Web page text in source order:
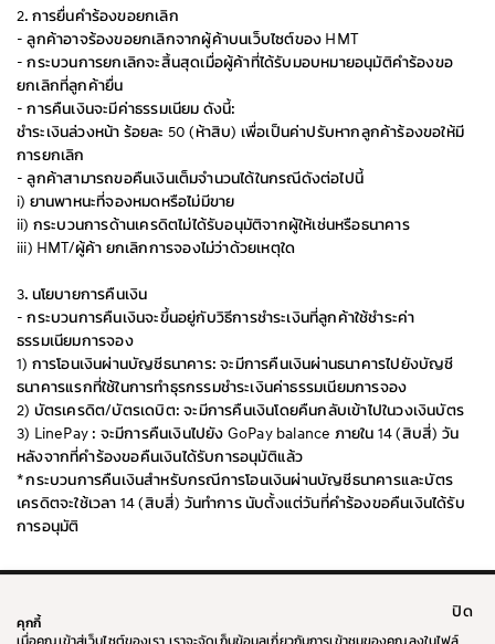
คุกกี้
เมื่อคุณเข้าสู่เว็บไซต์ของเรา เราจะจัดเก็บข้อมูลเกี่ยวกับการเข้าชมของคุณลงในไฟล์
ปิด
2. การยื่นคำร้องขอยกเลิก
- ลูกค้าอาจร้องขอยกเลิกจากผู้ค้าบนเว็บไซต์ของ HMT
- กระบวนการยกเลิกจะสิ้นสุดเมื่อผู้ค้าที่ได้รับมอบหมายอนุมัติคำร้องขอ
ยกเลิกที่ลูกค้ายื่น
- การคืนเงินจะมีค่าธรรมเนียม ดังนี้:
ชำระเงินล่วงหน้า ร้อยละ 50 (ห้าสิบ) เพื่อเป็นค่าปรับหากลูกค้าร้องขอให้มี
การยกเลิก
- ลูกค้าสามารถขอคืนเงินเต็มจำนวนได้ในกรณีดังต่อไปนี้
i) ยานพาหนะที่จองหมดหรือไม่มีขาย
ii) กระบวนการด้านเครดิตไม่ได้รับอนุมัติจากผู้ให้เช่นหรือธนาคาร
iii) HMT/ผู้ค้า ยกเลิกการจองไม่ว่าด้วยเหตุใด
3. นโยบายการคืนเงิน
- กระบวนการคืนเงินจะขึ้นอยู่กับวิธีการชำระเงินที่ลูกค้าใช้ชำระค่า
ธรรมเนียมการจอง
1) การโอนเงินผ่านบัญชีธนาคาร: จะมีการคืนเงินผ่านธนาคารไปยังบัญชี
ธนาคารแรกที่ใช้ในการทำธุรกรรมชำระเงินค่าธรรมเนียมการจอง
2) บัตรเครดิต/บัตรเดบิต: จะมีการคืนเงินโดยคืนกลับเข้าไปในวงเงินบัตร
3) LinePay : จะมีการคืนเงินไปยัง GoPay balance ภายใน 14 (สิบสี่) วัน
หลังจากที่คำร้องขอคืนเงินได้รับการอนุมัติแล้ว
* กระบวนการคืนเงินสำหรับกรณีการโอนเงินผ่านบัญชีธนาคารและบัตร
เครดิตจะใช้เวลา 14 (สิบสี่) วันทำการ นับตั้งแต่วันที่คำร้องขอคืนเงินได้รับ
การอนุมัติ
ทั่วโลก
คำจำกัดความรับผิดตามกฎหมาย
ข้อกำหนดและเงื่อนไข